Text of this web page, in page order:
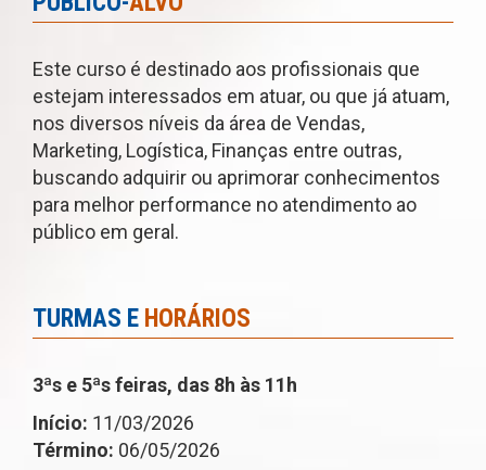
Este curso é destinado aos profissionais que
estejam interessados em atuar, ou que já atuam,
nos diversos níveis da área de Vendas,
Marketing, Logística, Finanças entre outras,
buscando adquirir ou aprimorar conhecimentos
para melhor performance no atendimento ao
público em geral.
TURMAS E HORÁRIOS
3ªs e 5ªs feiras, das 8h às 11h
Início: 11/03/2026
Término: 06/05/2026